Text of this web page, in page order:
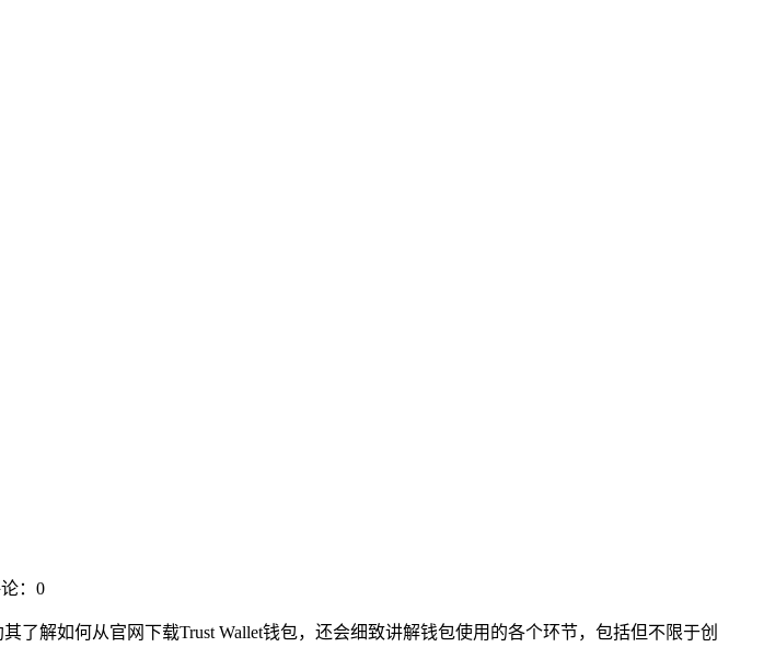
：0
解如何从官网下载Trust Wallet钱包，还会细致讲解钱包使用的各个环节，包括但不限于创